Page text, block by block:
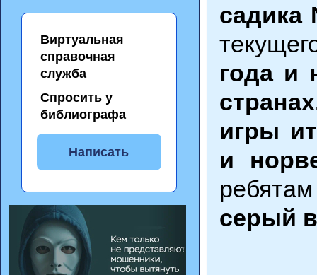
Виртуальная
справочная
служба
Спросить у
библиографа
Написать
года и
игры
и
серый